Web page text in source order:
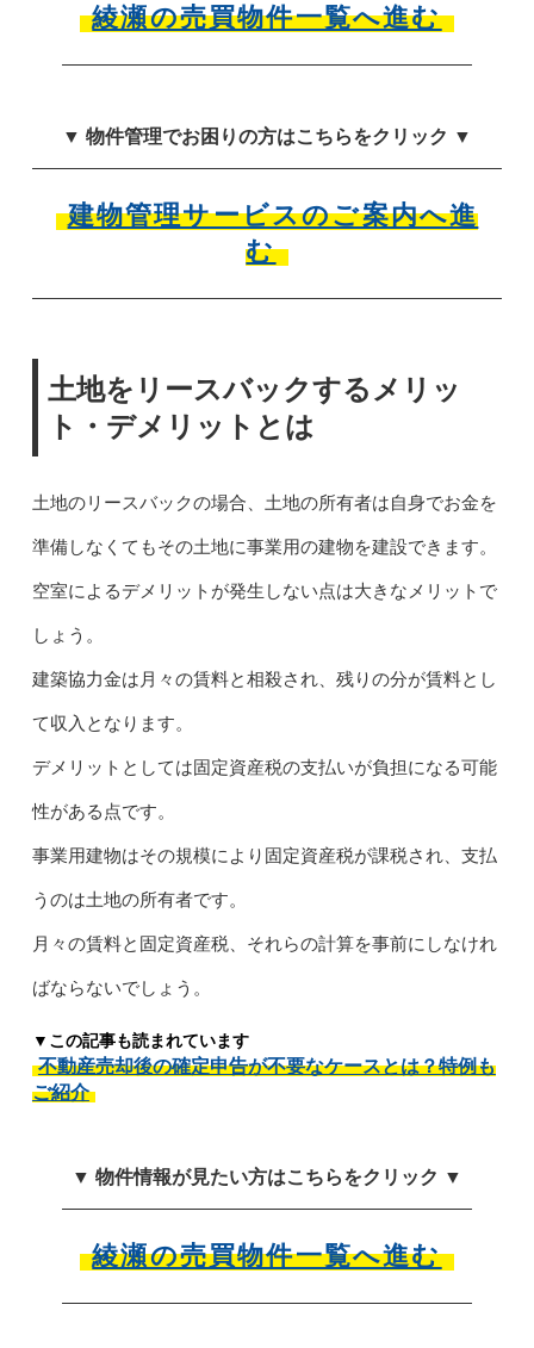
綾瀬の売買物件一覧へ進む
▼ 物件管理でお困りの方はこちらをクリック ▼
建物管理サービスのご案内へ進
む
土地をリースバックするメリッ
ト・デメリットとは
土地のリースバックの場合、土地の所有者は自身でお金を
準備しなくてもその土地に事業用の建物を建設できます。
空室によるデメリットが発生しない点は大きなメリットで
しょう。
建築協力金は月々の賃料と相殺され、残りの分が賃料とし
て収入となります。
デメリットとしては固定資産税の支払いが負担になる可能
性がある点です。
事業用建物はその規模により固定資産税が課税され、支払
うのは土地の所有者です。
月々の賃料と固定資産税、それらの計算を事前にしなけれ
ばならないでしょう。
▼この記事も読まれています
不動産売却後の確定申告が不要なケースとは？特例も
ご紹介
▼ 物件情報が見たい方はこちらをクリック ▼
綾瀬の売買物件一覧へ進む